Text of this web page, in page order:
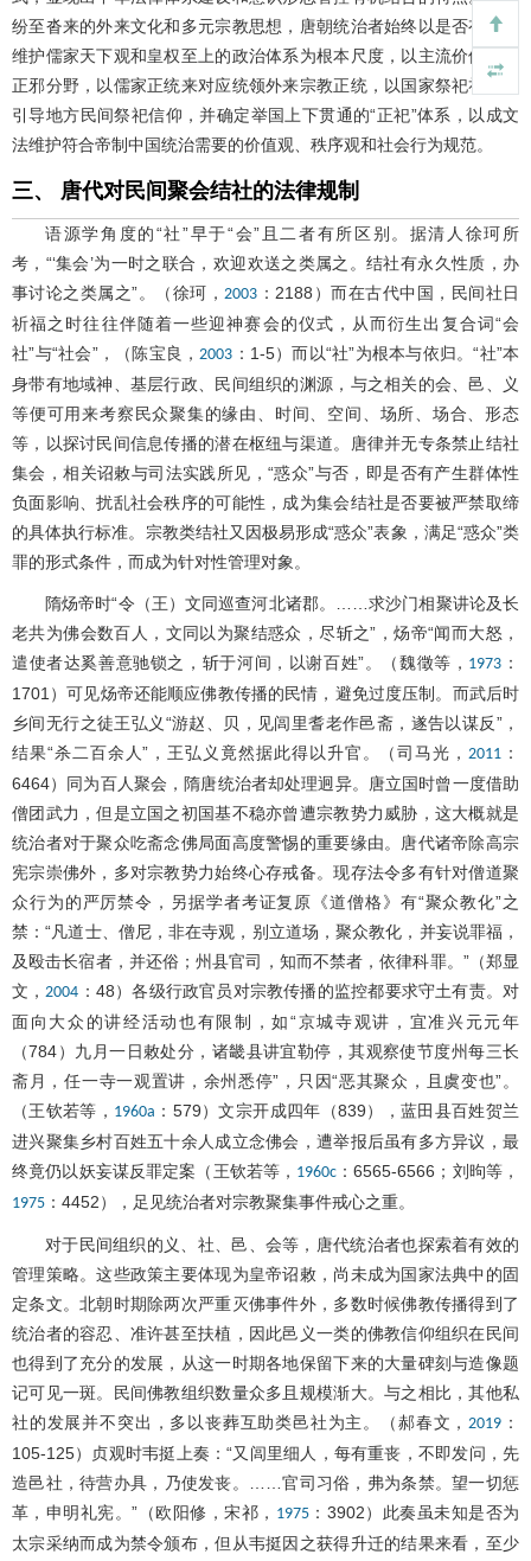
纷至沓来的外来文化和多元宗教思想，唐朝统治者始终以是否有利于
维护儒家天下观和皇权至上的政治体系为根本尺度，以主流价值确定
正邪分野，以儒家正统来对应统领外来宗教正统，以国家祭祀礼仪来
引导地方民间祭祀信仰，并确定举国上下贯通的“正祀”体系，以成文
法维护符合帝制中国统治需要的价值观、秩序观和社会行为规范。
三、 唐代对民间聚会结社的法律规制
语源学角度的“社”早于“会”且二者有所区别。据清人徐珂所
考，“‘集会’为一时之联合，欢迎欢送之类属之。结社有永久性质，办
事讨论之类属之”。（徐珂， 2003 ：2188）而在古代中国，民间社日
祈福之时往往伴随着一些迎神赛会的仪式，从而衍生出复合词“会
社”与“社会”，（陈宝良， 2003 ：1-5）而以“社”为根本与依归。“社”本
身带有地域神、基层行政、民间组织的渊源，与之相关的会、邑、义
等便可用来考察民众聚集的缘由、时间、空间、场所、场合、形态
等，以探讨民间信息传播的潜在枢纽与渠道。唐律并无专条禁止结社
集会，相关诏敕与司法实践所见，“惑众”与否，即是否有产生群体性
负面影响、扰乱社会秩序的可能性，成为集会结社是否要被严禁取缔
的具体执行标准。宗教类结社又因极易形成“惑众”表象，满足“惑众”类
罪的形式条件，而成为针对性管理对象。
隋炀帝时“令（王）文同巡查河北诸郡。……求沙门相聚讲论及长
老共为佛会数百人，文同以为聚结惑众，尽斩之”，炀帝“闻而大怒，
遣使者达奚善意驰锁之，斩于河间，以谢百姓”。（魏徵等， 1973 ：
1701）可见炀帝还能顺应佛教传播的民情，避免过度压制。而武后时
乡间无行之徒王弘义“游赵、贝，见闾里耆老作邑斋，遂告以谋反”，
结果“杀二百余人”，王弘义竟然据此得以升官。（司马光， 2011 ：
6464）同为百人聚会，隋唐统治者却处理迥异。唐立国时曾一度借助
僧团武力，但是立国之初国基不稳亦曾遭宗教势力威胁，这大概就是
统治者对于聚众吃斋念佛局面高度警惕的重要缘由。唐代诸帝除高宗
宪宗崇佛外，多对宗教势力始终心存戒备。现存法令多有针对僧道聚
众行为的严厉禁令，另据学者考证复原《道僧格》有“聚众教化”之
禁：“凡道士、僧尼，非在寺观，别立道场，聚众教化，并妄说罪福，
及殴击长宿者，并还俗；州县官司，知而不禁者，依律科罪。”（郑显
文， 2004 ：48）各级行政官员对宗教传播的监控都要求守土有责。对
面向大众的讲经活动也有限制，如“京城寺观讲，宜准兴元元年
（784）九月一日敕处分，诸畿县讲宜勒停，其观察使节度州每三长
斋月，任一寺一观置讲，余州悉停”，只因“恶其聚众，且虞变也”。
（王钦若等， 1960a ：579）文宗开成四年（839），蓝田县百姓贺兰
进兴聚集乡村百姓五十余人成立念佛会，遭举报后虽有多方异议，最
终竟仍以妖妄谋反罪定案（王钦若等， 1960c ：6565-6566；刘昫等，
1975 ：4452），足见统治者对宗教聚集事件戒心之重。
对于民间组织的义、社、邑、会等，唐代统治者也探索着有效的
管理策略。这些政策主要体现为皇帝诏敕，尚未成为国家法典中的固
定条文。北朝时期除两次严重灭佛事件外，多数时候佛教传播得到了
统治者的容忍、准许甚至扶植，因此邑义一类的佛教信仰组织在民间
也得到了充分的发展，从这一时期各地保留下来的大量碑刻与造像题
记可见一斑。民间佛教组织数量众多且规模渐大。与之相比，其他私
社的发展并不突出，多以丧葬互助类邑社为主。（郝春文， 2019 ：
105-125）贞观时韦挺上奏：“又闾里细人，每有重丧，不即发问，先
造邑社，待营办具，乃使发丧。……官司习俗，弗为条禁。望一切惩
革，申明礼宪。”（欧阳修，宋祁， 1975：3902）此奏虽未知是否为
太宗采纳而成为禁令颁布，但从韦挺因之获得升迁的结果来看，至少